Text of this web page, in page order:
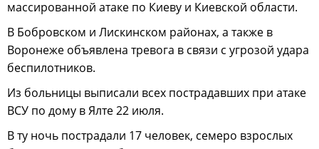
массированной атаке по Киеву и Киевской области.
В Бобровском и Лискинском районах, а также в
Воронеже объявлена тревога в связи с угрозой удара
беспилотников.
Из больницы выписали всех пострадавших при атаке
ВСУ по дому в Ялте 22 июля.
В ту ночь пострадали 17 человек, семеро взрослых